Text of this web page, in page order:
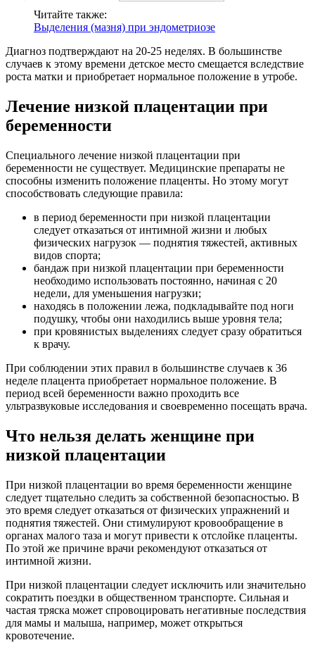
Читайте также:
Выделения (мазня) при эндометриозе
Диагноз подтверждают на 20-25 неделях. В большинстве
случаев к этому времени детское место смещается вследствие
роста матки и приобретает нормальное положение в утробе.
Лечение низкой плацентации при
беременности
Специального лечение низкой плацентации при
беременности не существует. Медицинские препараты не
способны изменить положение плаценты. Но этому могут
способствовать следующие правила:
в период беременности при низкой плацентации
следует отказаться от интимной жизни и любых
физических нагрузок — поднятия тяжестей, активных
видов спорта;
бандаж при низкой плацентации при беременности
необходимо использовать постоянно, начиная с 20
недели, для уменьшения нагрузки;
находясь в положении лежа, подкладывайте под ноги
подушку, чтобы они находились выше уровня тела;
при кровянистых выделениях следует сразу обратиться
к врачу.
При соблюдении этих правил в большинстве случаев к 36
неделе плацента приобретает нормальное положение. В
период всей беременности важно проходить все
ультразвуковые исследования и своевременно посещать врача.
Что нельзя делать женщине при
низкой плацентации
При низкой плацентации во время беременности женщине
следует тщательно следить за собственной безопасностью. В
это время следует отказаться от физических упражнений и
поднятия тяжестей. Они стимулируют кровообращение в
органах малого таза и могут привести к отслойке плаценты.
По этой же причине врачи рекомендуют отказаться от
интимной жизни.
При низкой плацентации следует исключить или значительно
сократить поездки в общественном транспорте. Сильная и
частая тряска может спровоцировать негативные последствия
для мамы и малыша, например, может открыться
кровотечение.